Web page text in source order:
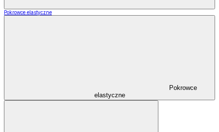
Pokrowce elastyczne
Pokrowce
elastyczne